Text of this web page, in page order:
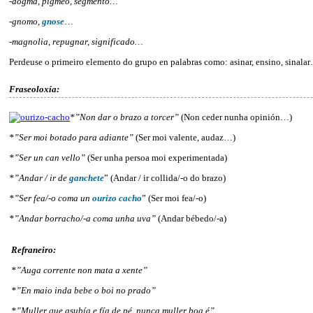
-gnomo, gnose
-magnolia, repugnar, significado…
Perdeuse o primeiro elemento do grupo en palabras como: asinar, ensino,
Fraseoloxía:
*”Non dar o brazo a torcer” (Non ceder nunha opinión…)
*”Ser moi botado para adiante” (Ser moi valente, audaz…)
*”Ser un can vello” (Ser unha persoa moi experimentada)
*”Andar / ir de ganchete” (Andar / ir collida/-o do brazo)
*”Ser fea/-o coma un ourizo cacho” (Ser moi fea/-o)
*”Andar borracho/-a coma unha uva” (Andar bébedo/-a)
Refraneiro:
*”Auga corrente non mata a xente”
*”En maio inda bebe o boi no prado”
*”Muller que asubía e fía de pé, nunca muller boa é”